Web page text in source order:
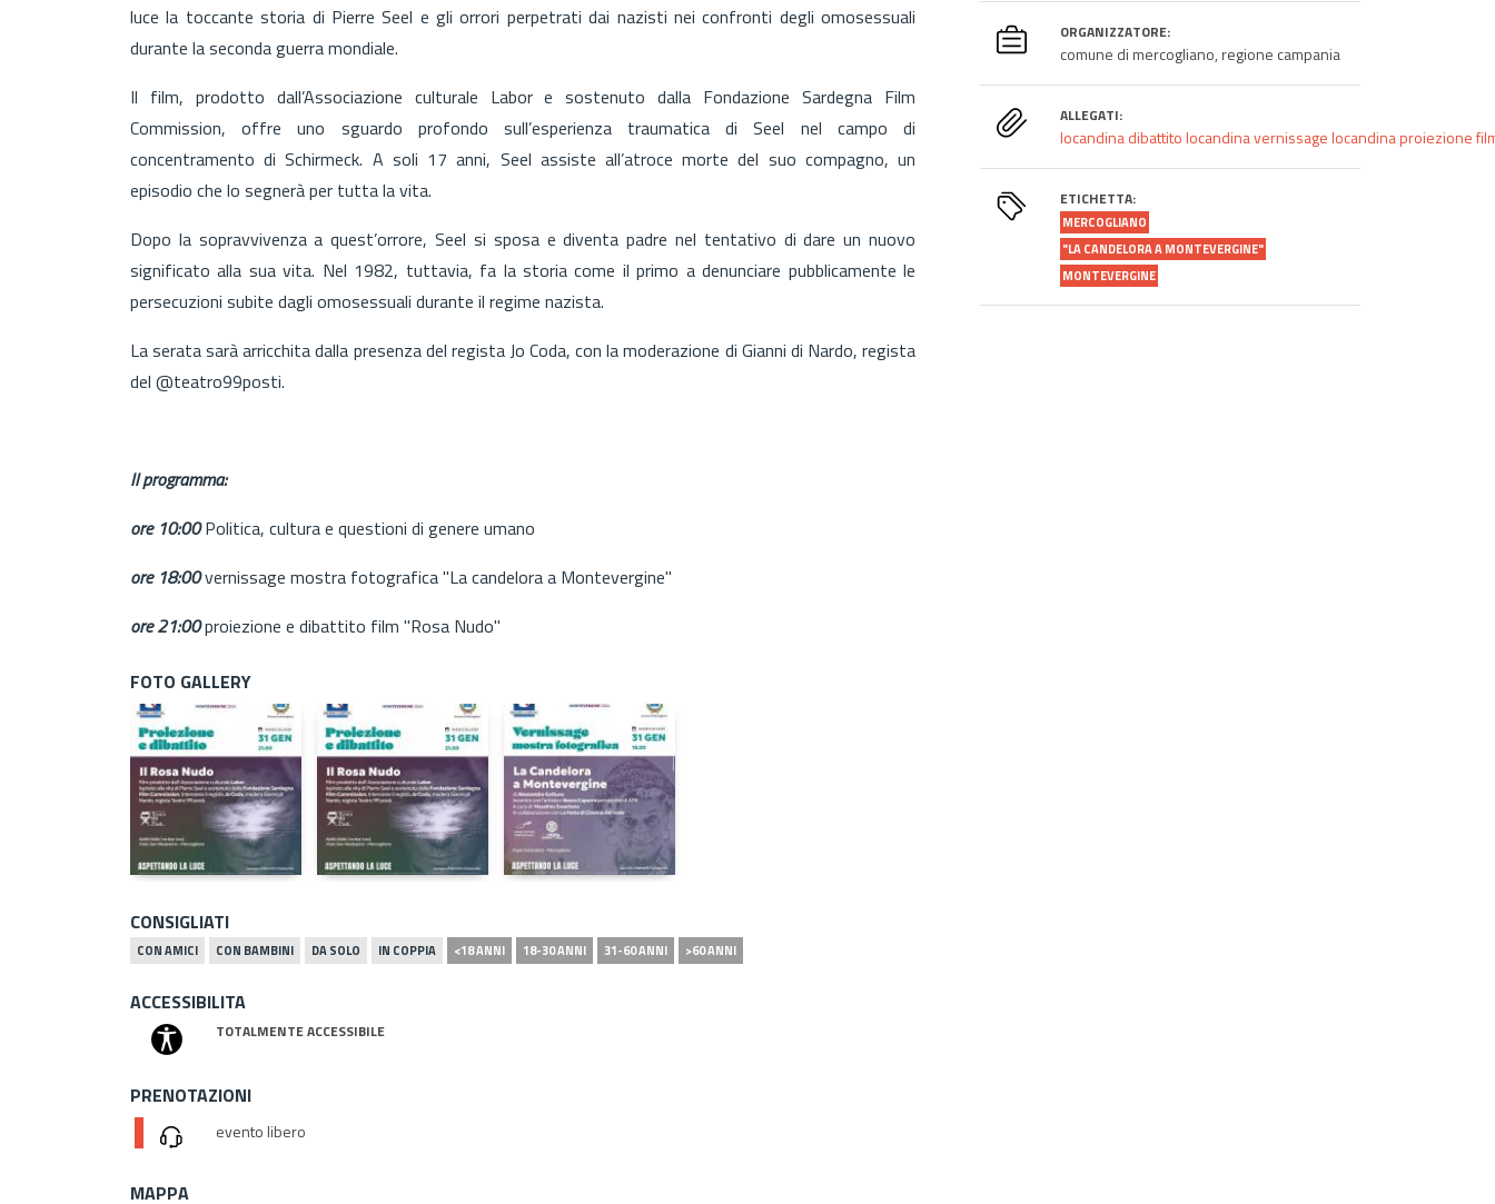
luce la toccante storia di Pierre Seel e gli orrori perpetrati dai nazisti nei confronti degli omosessuali
durante la seconda guerra mondiale.
Il film, prodotto dall’Associazione culturale Labor e sostenuto dalla Fondazione Sardegna Film
Commission, offre uno sguardo profondo sull’esperienza traumatica di Seel nel campo di
concentramento di Schirmeck. A soli 17 anni, Seel assiste all’atroce morte del suo compagno, un
episodio che lo segnerà per tutta la vita.
Dopo la sopravvivenza a quest’orrore, Seel si sposa e diventa padre nel tentativo di dare un nuovo
significato alla sua vita. Nel 1982, tuttavia, fa la storia come il primo a denunciare pubblicamente le
persecuzioni subite dagli omosessuali durante il regime nazista.
La serata sarà arricchita dalla presenza del regista Jo Coda, con la moderazione di Gianni di Nardo, regista
del @teatro99posti.
Il programma:
ore 10:00Politica, cultura e questioni di genere umano
ore 18:00vernissage mostra fotografica "La candelora a Montevergine"
ore 21:00proiezione e dibattito film "Rosa Nudo"
FOTO GALLERY
CONSIGLIATI
CON AMICI CON BAMBINI DA SOLO IN COPPIA <18 ANNI 18-30 ANNI 31-60 ANNI >60 ANNI
ACCESSIBILITA
TOTALMENTE ACCESSIBILE
PRENOTAZIONI
evento libero
ORGANIZZATORE:
comune di mercogliano, regione campania
ALLEGATI:
locandina dibattitolocandina vernissagelocandina proiezione
ETICHETTA:
MERCOGLIANO
"LA CANDELORA A MONTEVERGINE"
MONTEVERGINE
MAPPA